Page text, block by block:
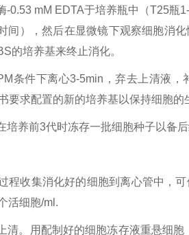
-0.53 mM EDTA于培养瓶中（T25
间），然后在显微镜下观察细胞消
的培养基来终止消化。
条件下离心3-5min，弃去上清液
要求配置的新的培养基以保持细胞
养前3代时冻存一批细胞种子以备后
程收集消化好的细胞到离心管中，
活细胞/ml.
清。用配制好的细胞冻存液重悬细